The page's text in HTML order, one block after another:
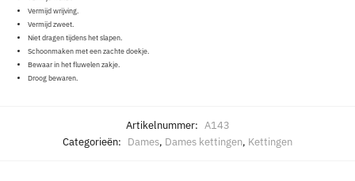
Vermijd wrijving.
Vermijd zweet.
Niet dragen tijdens het slapen.
Schoonmaken met een zachte doekje.
Bewaar in het fluwelen zakje.
Droog bewaren.
Artikelnummer: A143
Categorieën: Dames, Dames kettingen, Kettingen